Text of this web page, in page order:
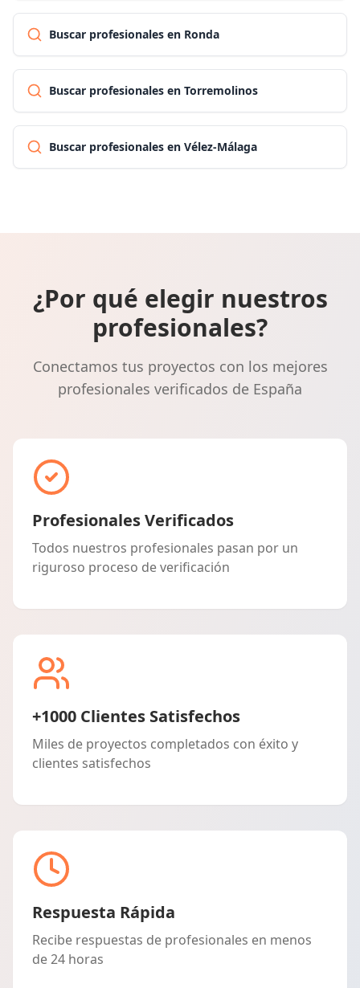
Buscar profesionales en Ronda
Buscar profesionales en Torremolinos
Buscar profesionales en Vélez-Málaga
¿Por qué elegir nuestros
profesionales?
Conectamos tus proyectos con los mejores
profesionales verificados de España
Profesionales Verificados
Todos nuestros profesionales pasan por un
riguroso proceso de verificación
+1000 Clientes Satisfechos
Miles de proyectos completados con éxito y
clientes satisfechos
Respuesta Rápida
Recibe respuestas de profesionales en menos
de 24 horas